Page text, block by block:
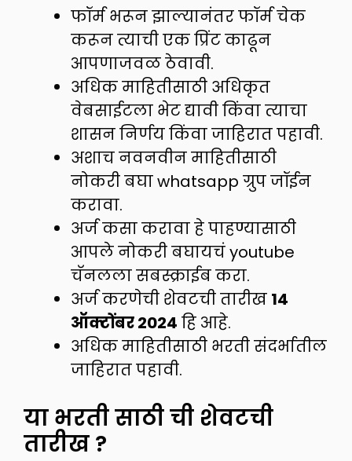
फॉर्म भरून झाल्यानंतर फॉर्म चेक
करून त्याची एक प्रिंट काढून
आपणाजवळ ठेवावी.
अधिक माहितीसाठी अधिकृत
वेबसाईटला भेट द्यावी किंवा त्याचा
शासन निर्णय किंवा जाहिरात पहावी.
अशाच नवनवीन माहितीसाठी
नोकरी बघा whatsapp ग्रुप जॉईन
करावा.
अर्ज कसा करावा हे पाहण्यासाठी
आपले नोकरी बघायचं youtube
चॅनलला सबस्क्राईब करा.
अर्ज करणेची शेवटची तारीख 14
ऑक्टोंबर 2024 हि आहे.
अधिक माहितीसाठी भरती संदर्भातील
जाहिरात पहावी.
या भरती साठी ची शेवटची
तारीख ?